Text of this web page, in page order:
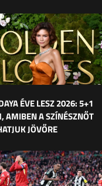
ÉVE LESZ 2026: 5+1
AMIBEN A SZÍNÉSZNŐT
JÖVŐRE